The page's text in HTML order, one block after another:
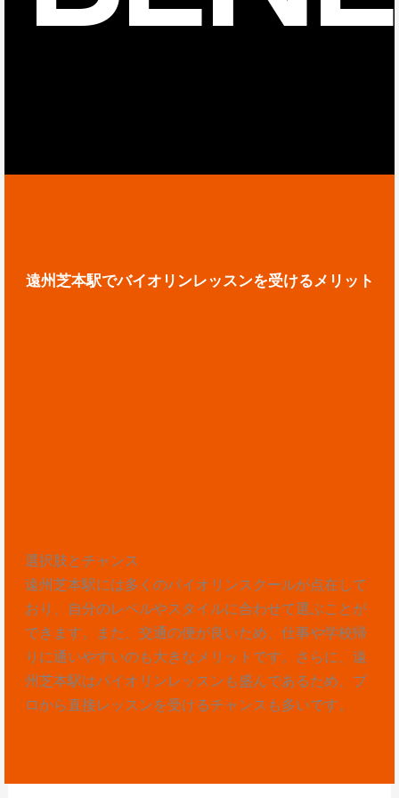
遠州芝本駅でバイオリンレッスンを受けるメリット
選択肢とチャンス
遠州芝本駅には多くのバイオリンスクールが点在して
おり、自分のレベルやスタイルに合わせて選ぶことが
できます。また、交通の便が良いため、仕事や学校帰
りに通いやすいのも大きなメリットです。さらに、遠
州芝本駅はバイオリンレッスンも盛んであるため、プ
ロから直接レッスンを受けるチャンスも多いです。